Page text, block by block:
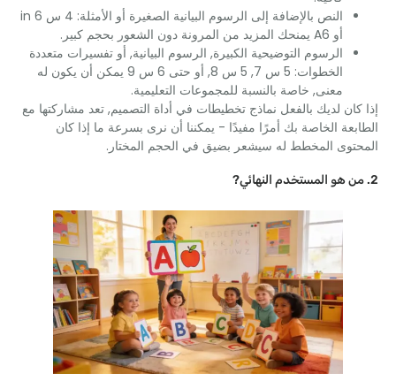
النص بالإضافة إلى الرسوم البيانية الصغيرة أو الأمثلة: 4 س 6 in
الرسوم التوضيحية الكبيرة, الرسوم البيانية, أو تفسيرات متعددة
الخطوات: 5 س 7, 5 س 8, أو حتى 6 س 9 يمكن أن يكون له
معنى, خاصة بالنسبة للمجموعات التعليمية.
لديك بالفعل نماذج تخطيطات في أداة التصميم, تعد مشاركتها مع
الخاصة بك أمرًا مفيدًا - يمكننا أن نرى بسرعة ما إذا كان
المخطط له سيشعر بضيق في الحجم المختار.